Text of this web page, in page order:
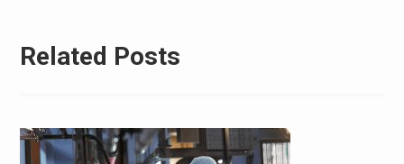
Related Posts